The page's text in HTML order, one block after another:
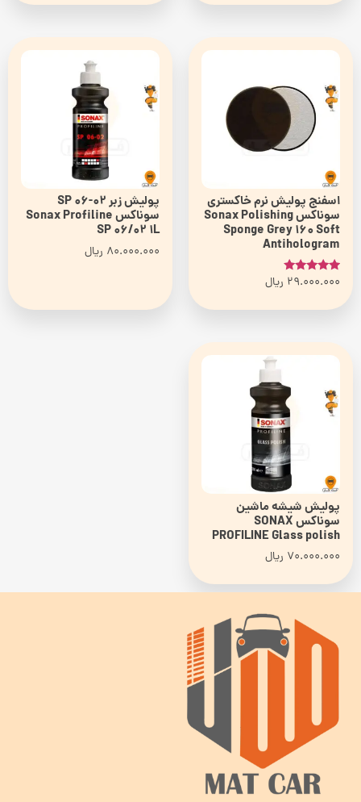
اسفنج پولیش نرم خاکستری
سوناکس Sonax Polishing
Sponge Grey 160 Soft
Antihologram
امتیاز
29.000.000 ریال
پولیش زبر SP 06-02
سوناکس Sonax Profiline
SP 06/02 1L
80.000.000 ریال
پولیش شیشه ماشین
سوناکس SONAX
PROFILINE Glass polish
70.000.000 ریال